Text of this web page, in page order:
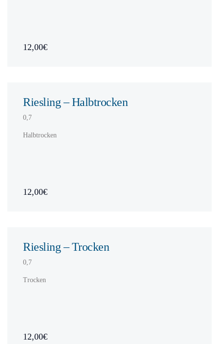
12,00€
Riesling – Halbtrocken
0,7
Halbtrocken
12,00€
Riesling – Trocken
0,7
Trocken
12,00€